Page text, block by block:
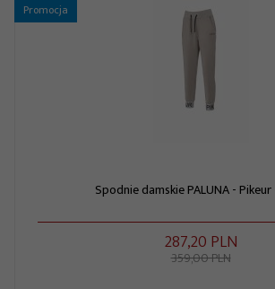
Promocja
Spodnie damskie PALUNA -
287,20 PLN
359,00 PLN